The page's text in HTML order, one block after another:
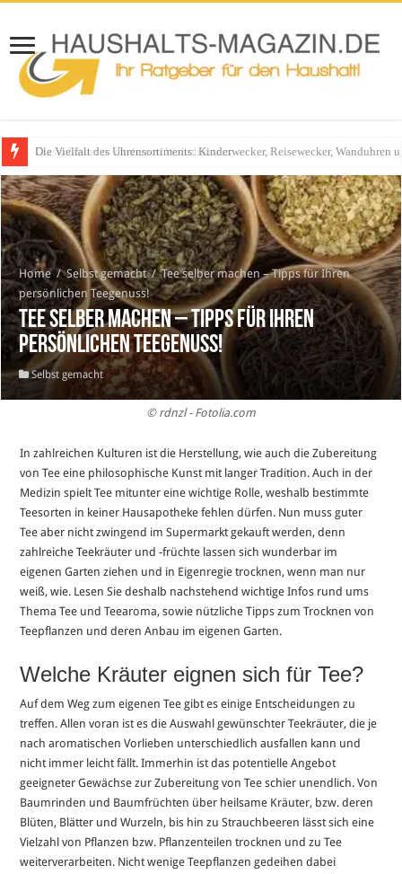
Glasgeländer in modernen Wohnhäusern
Home / Selbst gemacht / Tee selber machen – Tipps für Ihren
persönlichen Teegenuss!
Tee selber machen – Tipps für Ihren
persönlichen Teegenuss!
Selbst gemacht
© rdnzl - Fotolia.com
In zahlreichen Kulturen ist die Herstellung, wie auch die Zubereitung
von Tee eine philosophische Kunst mit langer Tradition. Auch in der
Medizin spielt Tee mitunter eine wichtige Rolle, weshalb bestimmte
Teesorten in keiner Hausapotheke fehlen dürfen. Nun muss guter
Tee aber nicht zwingend im Supermarkt gekauft werden, denn
zahlreiche Teekräuter und -früchte lassen sich wunderbar im
eigenen Garten ziehen und in Eigenregie trocknen, wenn man nur
weiß, wie. Lesen Sie deshalb nachstehend wichtige Infos rund ums
Thema Tee und Teearoma, sowie nützliche Tipps zum Trocknen von
Teepflanzen und deren Anbau im eigenen Garten.
Welche Kräuter eignen sich für Tee?
Auf dem Weg zum eigenen Tee gibt es einige Entscheidungen zu
treffen. Allen voran ist es die Auswahl gewünschter Teekräuter, die je
nach aromatischen Vorlieben unterschiedlich ausfallen kann und
nicht immer leicht fällt. Immerhin ist das potentielle Angebot
geeigneter Gewächse zur Zubereitung von Tee schier unendlich. Von
Baumrinden und Baumfrüchten über heilsame Kräuter, bzw. deren
Blüten, Blätter und Wurzeln, bis hin zu Strauchbeeren lässt sich eine
Vielzahl von Pflanzen bzw. Pflanzenteilen trocknen und zu Tee
weiterverarbeiten. Nicht wenige Teepflanzen gedeihen dabei